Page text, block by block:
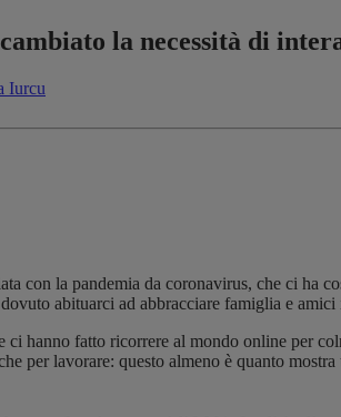
la necessità di
Iurcu
con la pandemia da coronavirus, che ci ha
abituarci ad abbracciare famiglia e
hanno fatto ricorrere al mondo online per
per lavorare: questo almeno è quanto mostra